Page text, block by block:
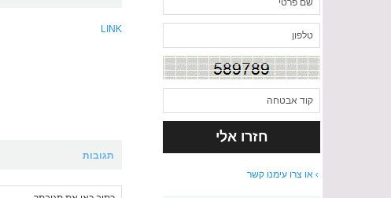
או צרו עימנו קשר
LINK
תגובות